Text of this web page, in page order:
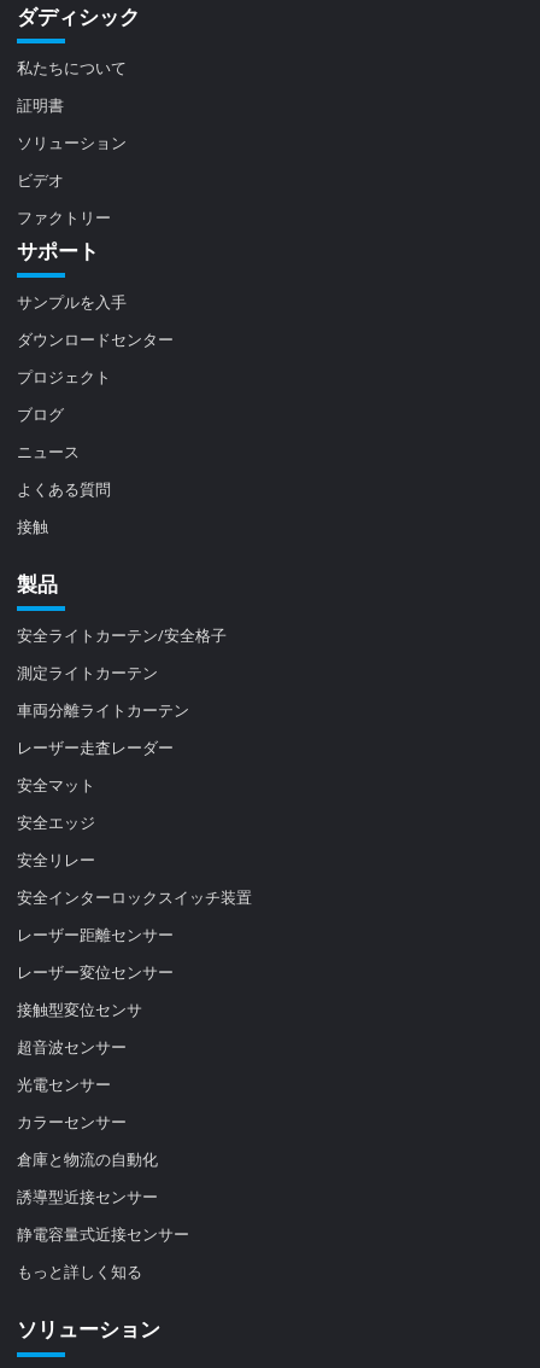
ダディシック
私たちについて
証明書
ソリューション
ビデオ
ファクトリー
サポート
サンプルを入手
ダウンロードセンター
プロジェクト
ブログ
ニュース
よくある質問
接触
製品
安全ライトカーテン/安全格子
測定ライトカーテン
車両分離ライトカーテン
レーザー走査レーダー
安全マット
安全エッジ
安全リレー
安全インターロックスイッチ装置
レーザー距離センサー
レーザー変位センサー
接触型変位センサ
超音波センサー
光電センサー
カラーセンサー
倉庫と物流の自動化
誘導型近接センサー
静電容量式近接センサー
もっと詳しく知る
ソリューション